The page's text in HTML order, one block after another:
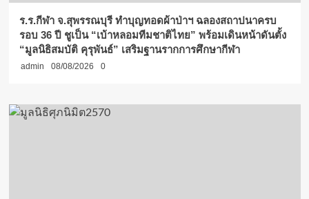
ร.ร.กีฬา จ.สุพรรณบุรี ทำบุญทอดผ้าป่าฯ ฉลองสถาปนาครบ
รอบ 36 ปี ชูเป็น “เบ้าหลอมทีมชาติไทย” พร้อมเดินหน้าดันตั้ง
“มูลนิธิสมบัติ คุรุพันธ์” เสริมฐานรากการศึกษากีฬา
admin 08/08/2026 0